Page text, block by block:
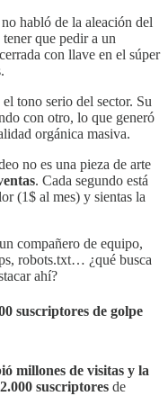
no habló de la aleación del
que pedir a un
con llave en el súper
tono serio del sector. Su
con otro, lo que generó
orgánica masiva.
no es una pieza de arte
. Cada segundo está
(1$ al mes) y sientas la
compañero de equipo,
robots.txt… ¿qué busca
ahí?
suscriptores de golpe
millones de visitas y la
suscriptores de